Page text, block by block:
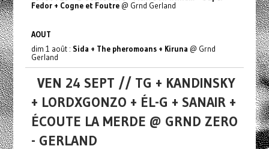
Fedor + Cogne et Foutre @ Grnd Gerland
AOUT
dim 1 août : Sida + The pheromoans + Kiruna @ Grnd
Gerland
VEN 24 SEPT // TG + KANDINSKY
+ LORDXGONZO + ÉL-G + SANAIR +
ÉCOUTE LA MERDE @ GRND ZERO
- GERLAND